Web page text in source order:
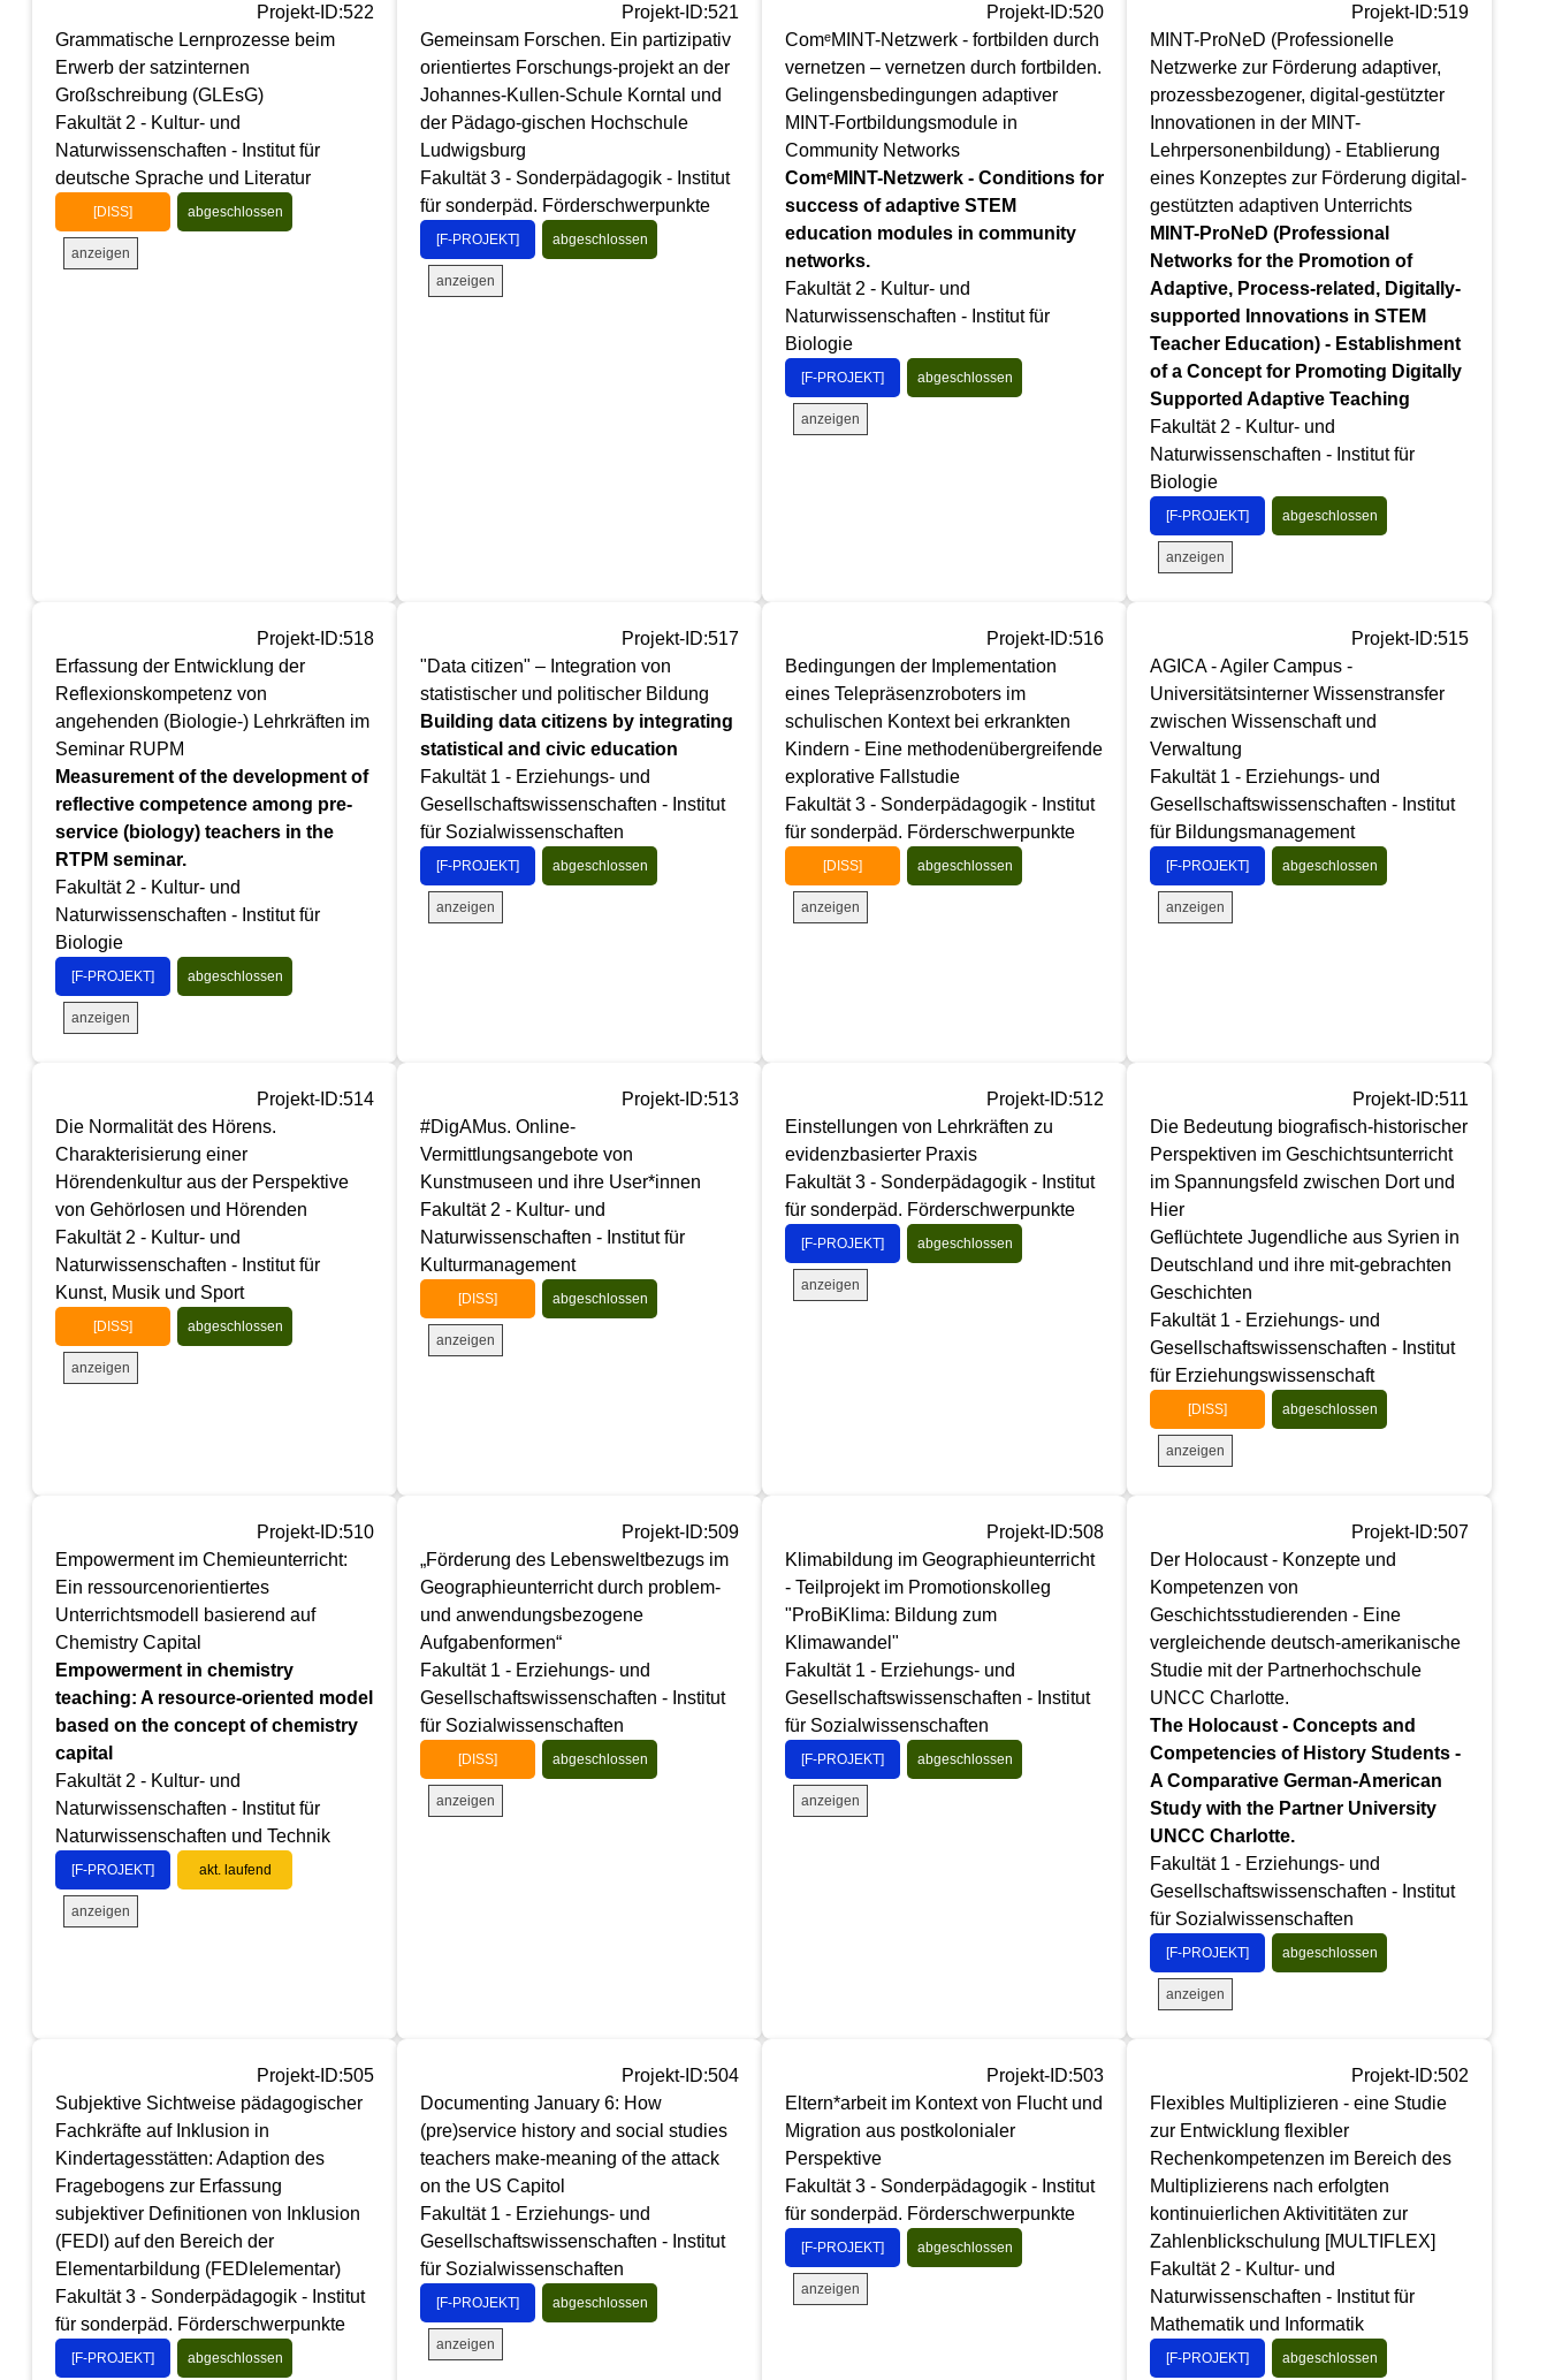
Projekt-ID:522
Grammatische Lernprozesse beim
Erwerb der satzinternen
Großschreibung (GLEsG)
Fakultät 2 - Kultur- und
Naturwissenschaften - Institut für
deutsche Sprache und Literatur
[DISS] abgeschlossen
anzeigen
Projekt-ID:521
Gemeinsam Forschen. Ein partizipativ
orientiertes Forschungs-projekt an der
Johannes-Kullen-Schule Korntal und
der Pädago-gischen Hochschule
Ludwigsburg
Fakultät 3 - Sonderpädagogik - Institut
für sonderpäd. Förderschwerpunkte
[F-PROJEKT] abgeschlossen
anzeigen
Projekt-ID:520
ComᵉMINT-Netzwerk - fortbilden durch
vernetzen – vernetzen durch fortbilden.
Gelingensbedingungen adaptiver
MINT-Fortbildungsmodule in
Community Networks
ComᵉMINT-Netzwerk - Conditions for
success of adaptive STEM
education modules in community
networks.
Fakultät 2 - Kultur- und
Naturwissenschaften - Institut für
Biologie
[F-PROJEKT] abgeschlossen
anzeigen
Projekt-ID:519
MINT-ProNeD (Professionelle
Netzwerke zur Förderung adaptiver,
prozessbezogener, digital-gestützter
Innovationen in der MINT-
Lehrpersonenbildung) - Etablierung
eines Konzeptes zur Förderung digital-
gestützten adaptiven Unterrichts
MINT-ProNeD (Professional
Networks for the Promotion of
Adaptive, Process-related, Digitally-
supported Innovations in STEM
Teacher Education) - Establishment
of a Concept for Promoting Digitally
Supported Adaptive Teaching
Fakultät 2 - Kultur- und
Naturwissenschaften - Institut für
Biologie
[F-PROJEKT] abgeschlossen
anzeigen
Projekt-ID:518
Erfassung der Entwicklung der
Reflexionskompetenz von
angehenden (Biologie-) Lehrkräften im
Seminar RUPM
Measurement of the development of
reflective competence among pre-
service (biology) teachers in the
RTPM seminar.
Fakultät 2 - Kultur- und
Naturwissenschaften - Institut für
Biologie
[F-PROJEKT] abgeschlossen
anzeigen
Projekt-ID:517
"Data citizen" – Integration von
statistischer und politischer Bildung
Building data citizens by integrating
statistical and civic education
Fakultät 1 - Erziehungs- und
Gesellschaftswissenschaften - Institut
für Sozialwissenschaften
[F-PROJEKT] abgeschlossen
anzeigen
Projekt-ID:516
Bedingungen der Implementation
eines Telepräsenzroboters im
schulischen Kontext bei erkrankten
Kindern - Eine methodenübergreifende
explorative Fallstudie
Fakultät 3 - Sonderpädagogik - Institut
für sonderpäd. Förderschwerpunkte
[DISS] abgeschlossen
anzeigen
Projekt-ID:515
AGICA - Agiler Campus -
Universitätsinterner Wissenstransfer
zwischen Wissenschaft und
Verwaltung
Fakultät 1 - Erziehungs- und
Gesellschaftswissenschaften - Institut
für Bildungsmanagement
[F-PROJEKT] abgeschlossen
anzeigen
Projekt-ID:514
Die Normalität des Hörens.
Charakterisierung einer
Hörendenkultur aus der Perspektive
von Gehörlosen und Hörenden
Fakultät 2 - Kultur- und
Naturwissenschaften - Institut für
Kunst, Musik und Sport
[DISS] abgeschlossen
anzeigen
Projekt-ID:513
#DigAMus. Online-
Vermittlungsangebote von
Kunstmuseen und ihre User*innen
Fakultät 2 - Kultur- und
Naturwissenschaften - Institut für
Kulturmanagement
[DISS] abgeschlossen
anzeigen
Projekt-ID:512
Einstellungen von Lehrkräften zu
evidenzbasierter Praxis
Fakultät 3 - Sonderpädagogik - Institut
für sonderpäd. Förderschwerpunkte
[F-PROJEKT] abgeschlossen
anzeigen
Projekt-ID:511
Die Bedeutung biografisch-historischer
Perspektiven im Geschichtsunterricht
im Spannungsfeld zwischen Dort und
Hier
Geflüchtete Jugendliche aus Syrien in
Deutschland und ihre mit-gebrachten
Geschichten
Fakultät 1 - Erziehungs- und
Gesellschaftswissenschaften - Institut
für Erziehungswissenschaft
[DISS] abgeschlossen
anzeigen
Projekt-ID:510
Empowerment im Chemieunterricht:
Ein ressourcenorientiertes
Unterrichtsmodell basierend auf
Chemistry Capital
Empowerment in chemistry
teaching: A resource-oriented model
based on the concept of chemistry
capital
Fakultät 2 - Kultur- und
Naturwissenschaften - Institut für
Naturwissenschaften und Technik
[F-PROJEKT] akt. laufend
anzeigen
Projekt-ID:509
„Förderung des Lebensweltbezugs im
Geographieunterricht durch problem-
und anwendungsbezogene
Aufgabenformen“
Fakultät 1 - Erziehungs- und
Gesellschaftswissenschaften - Institut
für Sozialwissenschaften
[DISS] abgeschlossen
anzeigen
Projekt-ID:508
Klimabildung im Geographieunterricht
- Teilprojekt im Promotionskolleg
"ProBiKlima: Bildung zum
Klimawandel"
Fakultät 1 - Erziehungs- und
Gesellschaftswissenschaften - Institut
für Sozialwissenschaften
[F-PROJEKT] abgeschlossen
anzeigen
Projekt-ID:507
Der Holocaust - Konzepte und
Kompetenzen von
Geschichtsstudierenden - Eine
vergleichende deutsch-amerikanische
Studie mit der Partnerhochschule
UNCC Charlotte.
The Holocaust - Concepts and
Competencies of History Students -
A Comparative German-American
Study with the Partner University
UNCC Charlotte.
Fakultät 1 - Erziehungs- und
Gesellschaftswissenschaften - Institut
für Sozialwissenschaften
[F-PROJEKT] abgeschlossen
anzeigen
Projekt-ID:505
Subjektive Sichtweise pädagogischer
Fachkräfte auf Inklusion in
Kindertagesstätten: Adaption des
Fragebogens zur Erfassung
subjektiver Definitionen von Inklusion
(FEDI) auf den Bereich der
Elementarbildung (FEDIelementar)
Fakultät 3 - Sonderpädagogik - Institut
für sonderpäd. Förderschwerpunkte
[F-PROJEKT] abgeschlossen
Projekt-ID:504
Documenting January 6: How
(pre)service history and social studies
teachers make-meaning of the attack
on the US Capitol
Fakultät 1 - Erziehungs- und
Gesellschaftswissenschaften - Institut
für Sozialwissenschaften
[F-PROJEKT] abgeschlossen
anzeigen
Projekt-ID:503
Eltern*arbeit im Kontext von Flucht und
Migration aus postkolonialer
Perspektive
Fakultät 3 - Sonderpädagogik - Institut
für sonderpäd. Förderschwerpunkte
[F-PROJEKT] abgeschlossen
anzeigen
Projekt-ID:502
Flexibles Multiplizieren - eine Studie
zur Entwicklung flexibler
Rechenkompetenzen im Bereich des
Multiplizierens nach erfolgten
kontinuierlichen Aktivititäten zur
Zahlenblickschulung [MULTIFLEX]
Fakultät 2 - Kultur- und
Naturwissenschaften - Institut für
Mathematik und Informatik
[F-PROJEKT] abgeschlossen